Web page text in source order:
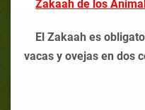
Zakaah de los
El Zakaah es
vacas y ovejas en dos